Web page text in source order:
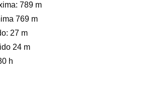
789 m
769 m
27 m
24 m
h